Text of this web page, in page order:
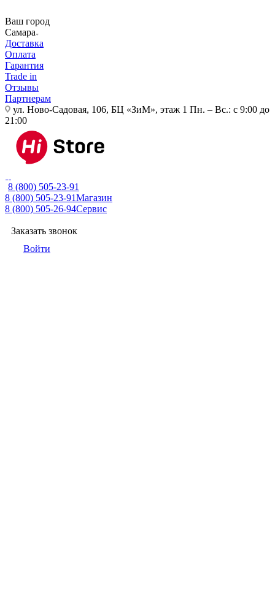
Ваш город
Самара
Доставка
Оплата
Гарантия
Trade in
Отзывы
Партнерам
ул. Ново-Садовая, 106, БЦ «ЗиМ», этаж 1 Пн. – Вс.: с 9:00 до
21:00
8 (800) 505-23-91
8 (800) 505-23-91Магазин
8 (800) 505-26-94Сервис
Заказать звонок
Войти